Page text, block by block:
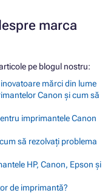
marca
pe blogul nostru:
mărci din lume
Canon și cum să
imprimantele Canon
să rezolvați problema
HP, Canon, Epson și
de imprimantă?